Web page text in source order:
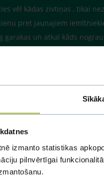
izmanto statistikas
pilnvērtīgai
vēl kādas zivtiņas , tikai
pret jaunajiem
garakas un atkal kāds
piemēram-
Dažas ir
iegādāties vēl kaut kādas